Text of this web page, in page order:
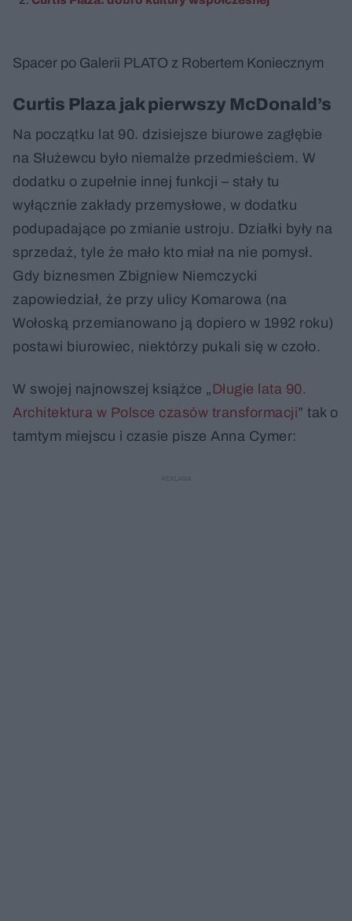
Spacer po Galerii PLATO z Robertem Koniecznym
Curtis Plaza jak pierwszy McDonald’s
Na początku lat 90. dzisiejsze biurowe zagłębie
na Służewcu było niemalże przedmieściem. W
dodatku o zupełnie innej funkcji – stały tu
wyłącznie zakłady przemysłowe, w dodatku
podupadające po zmianie ustroju. Działki były na
sprzedaż, tyle że mało kto miał na nie pomysł.
Gdy biznesmen Zbigniew Niemczycki
zapowiedział, że przy ulicy Komarowa (na
Wołoską przemianowano ją dopiero w 1992 roku)
postawi biurowiec, niektórzy pukali się w czoło.
W swojej najnowszej książce „Długie lata 90.
Architektura w Polsce czasów transformacji” tak o
tamtym miejscu i czasie pisze Anna Cymer: